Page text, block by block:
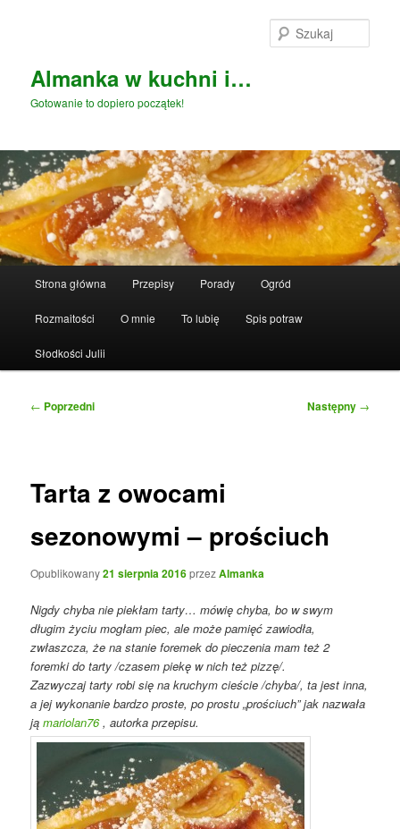
Almanka w kuchni i…
Gotowanie to dopiero początek!
Strona główna Przepisy Porady Ogród
Rozmaitości O mnie To lubię Spis potraw
Słodkości Julii
Nawigacja
← Poprzedni Następny →
Tarta z owocami
sezonowymi – prościuch
Opublikowany21 sierpnia 2016przezAlmanka
Nigdy chyba nie piekłam tarty… mówię chyba, bo w swym
długim życiu mogłam piec, ale może pamięć zawiodła,
zwłaszcza, że na stanie foremek do pieczenia mam też 2
foremki do tarty /czasem piekę w nich też pizzę/.
Zazwyczaj tarty robi się na kruchym cieście /chyba/, ta jest inna,
a jej wykonanie bardzo proste, po prostu „prościuch” jak nazwała
jąmariolan76, autorka przepisu.